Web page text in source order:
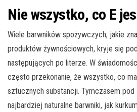
Nie wszystko, co E
Wiele barwników spożywczych, jakie
produktów żywnościowych, kryje się
następujących po literze. W
często przekonanie, że wszystko, co
sztucznych substancji. Tymczasem
najbardziej naturalne barwniki, jak